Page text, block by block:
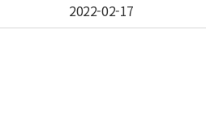
2022-02-17